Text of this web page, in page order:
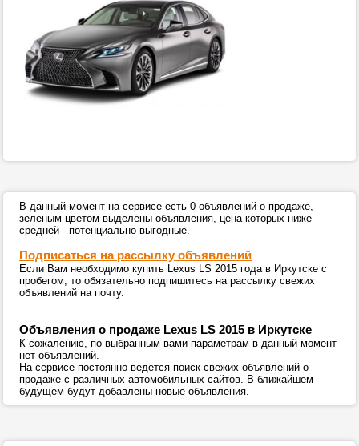
В данный момент на сервисе есть 0 объявлений о продаже,
зеленым цветом выделены объявления, цена которых ниже
средней - потенциально выгодные.
Подписаться на рассылку объявлений
Если Вам необходимо купить Lexus LS 2015 года в Иркутске с
пробегом, то обязательно подпишитесь на рассылку свежих
объявлений на почту.
Объявления о продаже Lexus LS 2015 в Иркутске
К сожалению, по выбранным вами параметрам в данный момент
нет объявлений.
На сервисе постоянно ведется поиск свежих объявлений о
продаже с различных автомобильных сайтов. В ближайшем
будущем будут добавлены новые объявления.